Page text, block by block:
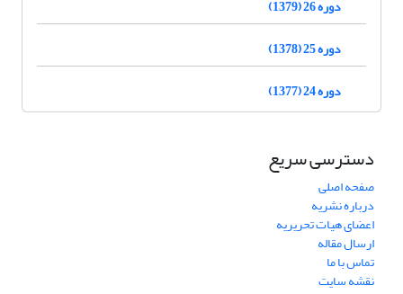
دوره 26 (1379)
دوره 25 (1378)
دوره 24 (1377)
دسترسی سریع
صفحه اصلی
درباره نشریه
اعضای هیات تحریریه
ارسال مقاله
تماس با ما
نقشه سایت